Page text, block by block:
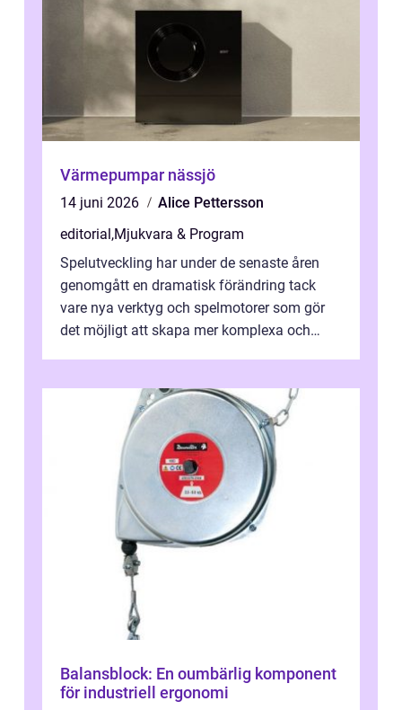
Värmepumpar nässjö
14 juni 2026
Alice Pettersson
editorial,Mjukvara & Program
Spelutveckling har under de senaste åren
genomgått en dramatisk förändring tack
vare nya verktyg och spelmotorer som gör
det möjligt att skapa mer komplexa och
Balansblock: En oumbärlig komponent
för industriell ergonomi